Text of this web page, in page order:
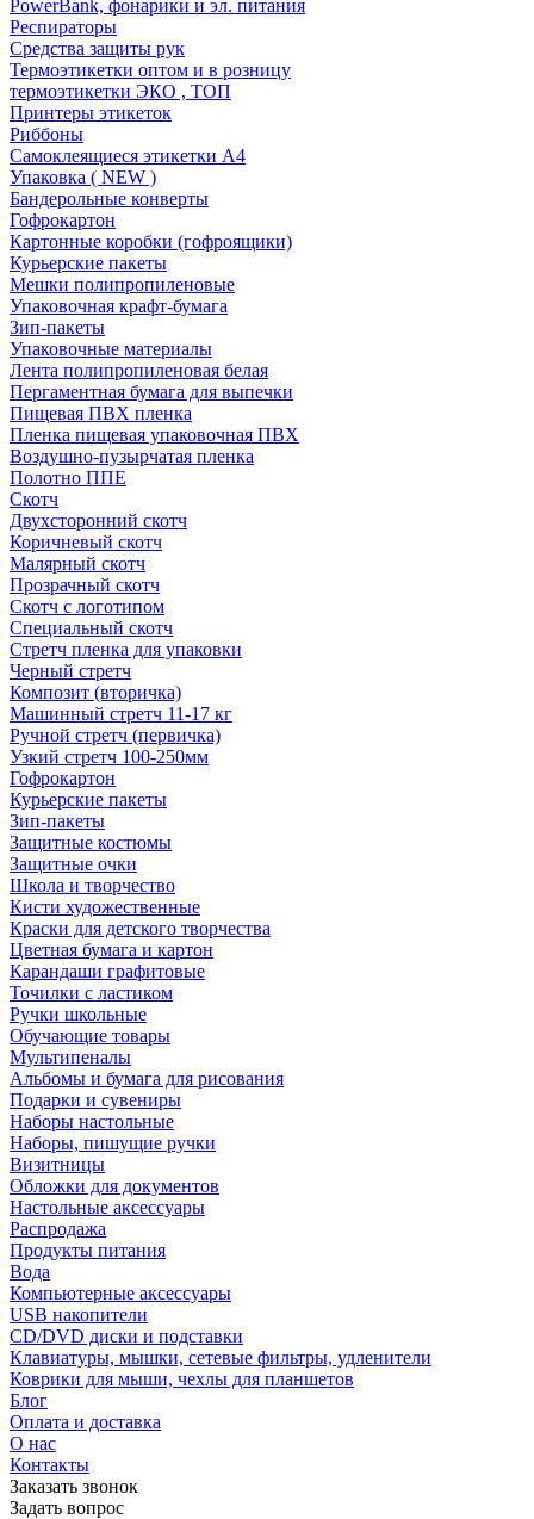
PowerBank, фонарики и эл. питания
Респираторы
Средства защиты рук
Термоэтикетки оптом и в розницу
термоэтикетки ЭКО , ТОП
Принтеры этикеток
Риббоны
Самоклеящиеся этикетки А4
Упаковка ( NEW )
Бандерольные конверты
Гофрокартон
Картонные коробки (гофроящики)
Курьерские пакеты
Мешки полипропиленовые
Упаковочная крафт-бумага
Зип-пакеты
Упаковочные материалы
Лента полипропиленовая белая
Пергаментная бумага для выпечки
Пищевая ПВХ пленка
Пленка пищевая упаковочная ПВХ
Воздушно-пузырчатая пленка
Полотно ППЕ
Скотч
Двухсторонний скотч
Коричневый скотч
Малярный скотч
Прозрачный скотч
Скотч с логотипом
Специальный скотч
Стретч пленка для упаковки
Черный стретч
Композит (вторичка)
Машинный стретч 11-17 кг
Ручной стретч (первичка)
Узкий стретч 100-250мм
Гофрокартон
Курьерские пакеты
Зип-пакеты
Защитные костюмы
Защитные очки
Школа и творчество
Кисти художественные
Краски для детского творчества
Цветная бумага и картон
Карандаши графитовые
Точилки с ластиком
Ручки школьные
Обучающие товары
Мультипеналы
Альбомы и бумага для рисования
Подарки и сувениры
Наборы настольные
Наборы, пишущие ручки
Визитницы
Обложки для документов
Настольные аксессуары
Распродажа
Продукты питания
Вода
Компьютерные аксессуары
USB накопители
CD/DVD диски и подставки
Клавиатуры, мышки, сетевые фильтры, удленители
Коврики для мыши, чехлы для планшетов
Блог
Оплата и доставка
О нас
Контакты
Заказать звонок
Задать вопрос